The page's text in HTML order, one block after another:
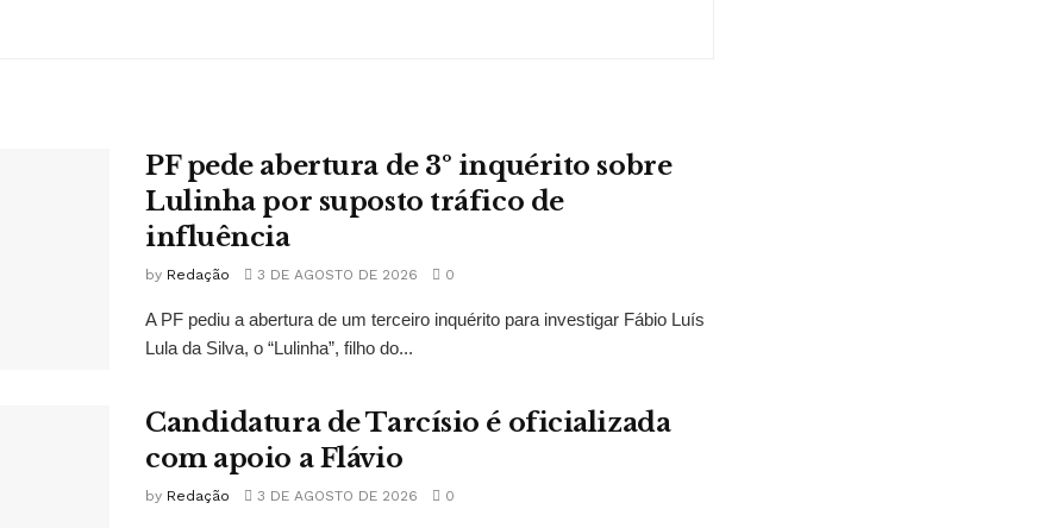
PF pede abertura de 3º inquérito sobre
Lulinha por suposto tráfico de
influência
by Redação 3 DE AGOSTO DE 2026 0
A PF pediu a abertura de um terceiro inquérito para investigar Fábio Luís
Lula da Silva, o “Lulinha”, filho do...
Candidatura de Tarcísio é oficializada
com apoio a Flávio
by Redação 3 DE AGOSTO DE 2026 0